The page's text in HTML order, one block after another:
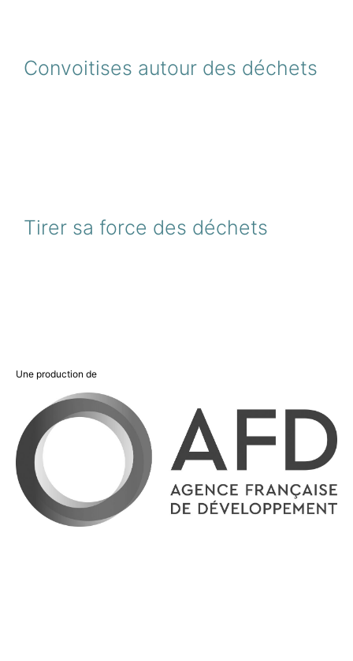
Convoitises autour des déchets
Tirer sa force des déchets
Une production de